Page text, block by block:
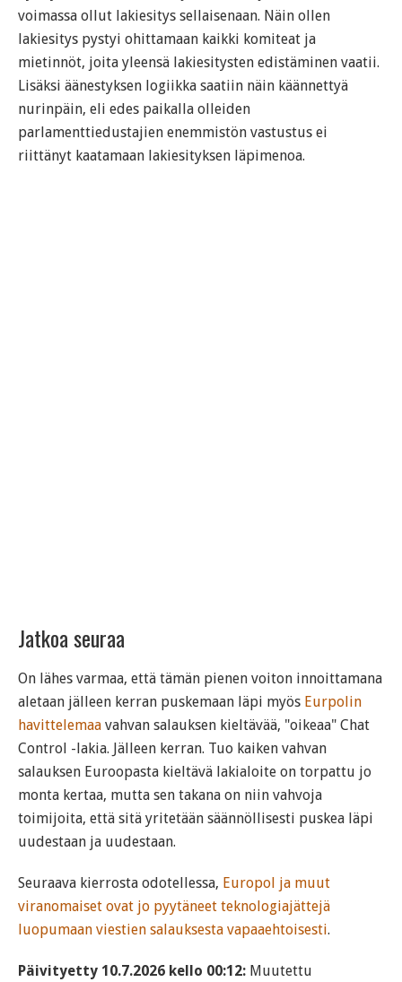
voimassa ollut lakiesitys sellaisenaan. Näin ollen
lakiesitys pystyi ohittamaan kaikki komiteat ja
mietinnöt, joita yleensä lakiesitysten edistäminen vaatii.
Lisäksi äänestyksen logiikka saatiin näin käännettyä
nurinpäin, eli edes paikalla olleiden
parlamenttiedustajien enemmistön vastustus ei
riittänyt kaatamaan lakiesityksen läpimenoa.
Jatkoa seuraa
On lähes varmaa, että tämän pienen voiton innoittamana
aletaan jälleen kerran puskemaan läpi myös Eurpolin
havittelemaa vahvan salauksen kieltävää, "oikeaa" Chat
Control -lakia. Jälleen kerran. Tuo kaiken vahvan
salauksen Euroopasta kieltävä lakialoite on torpattu jo
monta kertaa, mutta sen takana on niin vahvoja
toimijoita, että sitä yritetään säännöllisesti puskea läpi
uudestaan ja uudestaan.
Seuraava kierrosta odotellessa, Europol ja muut
viranomaiset ovat jo pyytäneet teknologiajättejä
luopumaan viestien salauksesta vapaaehtoisesti.
Päivityetty 10.7.2026 kello 00:12: Muutettu